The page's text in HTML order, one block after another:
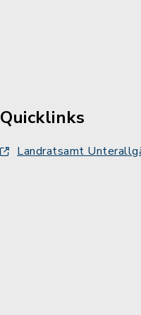
Quicklinks
Landratsamt